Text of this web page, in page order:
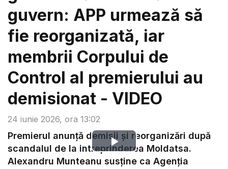
24 iunie 2026, ora 13:02
guvern: APP urmează să
fie reorganizată, iar
membrii Corpului de
Control al premierului au
demisionat - VIDEO
Play
Premierul anunță demisii și reorganizări după
scandalul de la intreprinderea Moldatsa.
Alexandru Munteanu susține ca Agenția